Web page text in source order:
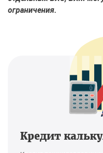
ограничения.
Кредит